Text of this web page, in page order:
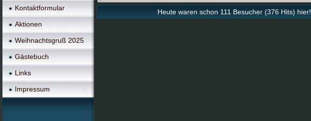
Kontaktformular
Aktionen
Weihnachtsgruß 2025
Gästebuch
Links
Impressum
Heute waren schon 111 Besucher (376 Hits) hier!